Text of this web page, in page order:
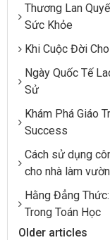
Thương Lan
Sức Khỏe
Khi Cuộc Đời
Ngày Quốc Tế
Sử
Khám Phá Giáo
Success
Cách sử dụng
cho nhà làm vườn
Hằng Đẳng
Trong Toán Học
Older articles